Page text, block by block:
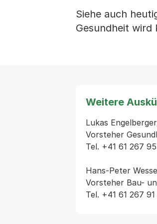
Siehe auch
Gesundheit wird
Weitere
Lukas
Vorsteher
Tel. +41 61 267
Hans-Peter
Vorsteher Bau-